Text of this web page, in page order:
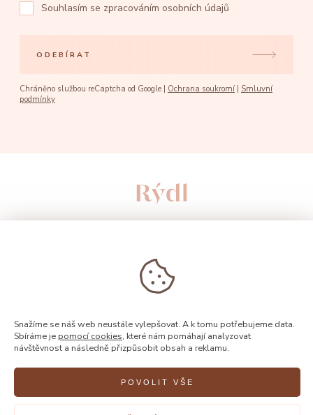
Souhlasím se zpracováním osobních údajů
ODEBÍRAT
Chráněno službou reCaptcha od Google | Ochrana soukromí
Smluvní
podmínky
© 2026, Rýdl
Snažíme se náš web neustále vylepšovat. A k tomu potřebujeme data.
Sbíráme je pomocí cookies, které nám pomáhají analyzovat
návštěvnost a následně přizpůsobit obsah a reklamu.
POVOLIT VŠE